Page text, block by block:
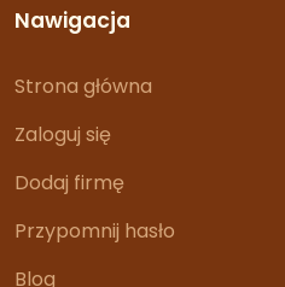
Nawigacja
Strona główna
Zaloguj się
Dodaj firmę
Przypomnij hasło
Blog